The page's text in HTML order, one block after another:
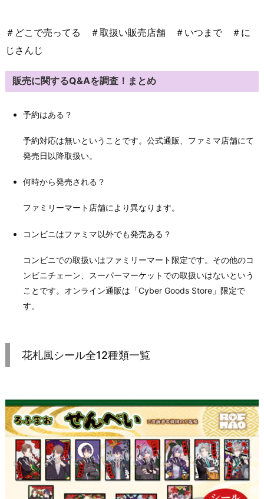
＃どこで売ってる ＃取扱い販売店舗 ＃いつまで ＃に
じさんじ
販売に関するQ&Aを調査！まとめ
予約はある？
予約対応は無いということです。公式通販、ファミマ店舗にて
発売日以降取扱い。
何時から発売される？
ファミリーマート店舗により異なります。
コンビニはファミマ以外でも発売ある？
コンビニでの取扱いはファミリーマート限定です。その他のコ
ンビニチェーン、スーパーマーケットでの取扱いはないという
ことです。オンライン通販は「Cyber Goods Store」限定で
す。
花札風シール全12種類一覧